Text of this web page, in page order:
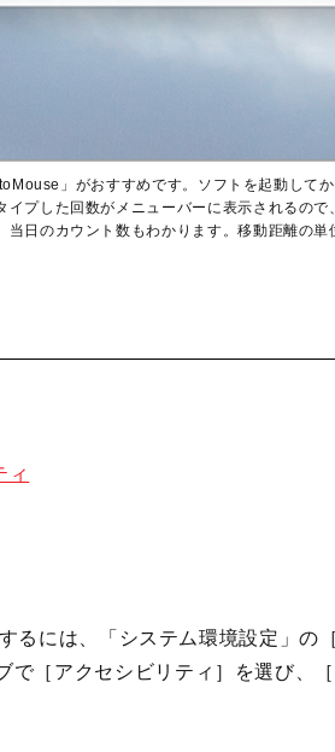
」がおすすめです。ソフトを起動して
プした回数がメニューバーに表示されるので
日のカウント数もわかります。移動距離の単
ィ
るには、「システム環境設定」の
［アクセシビリティ］を選び、